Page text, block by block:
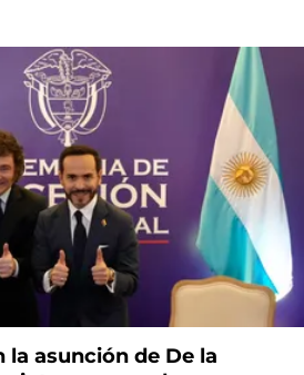
la asunción de De la